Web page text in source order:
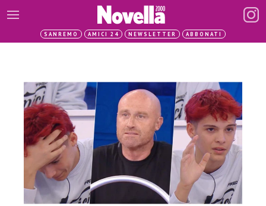
SANREMO AMICI 24 NEWSLETTER ABBONATI